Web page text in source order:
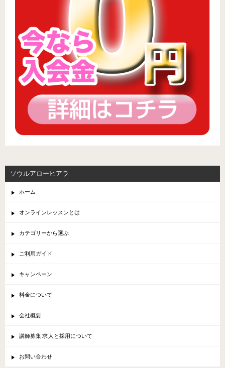
ソウルアローヒアラ
ホーム
オンラインレッスンとは
カテゴリーから選ぶ
ご利用ガイド
キャンペーン
料金について
会社概要
講師募集 求人と採用について
お問い合わせ